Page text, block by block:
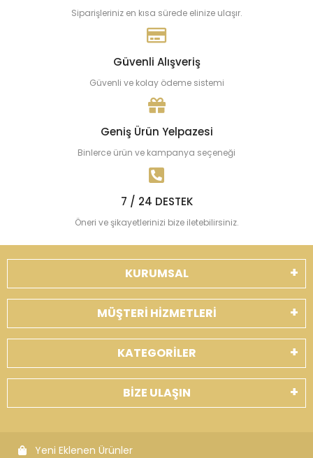
Siparişleriniz en kısa sürede elinize ulaşır.
Güvenli Alışveriş
Güvenli ve kolay ödeme sistemi
Geniş Ürün Yelpazesi
Binlerce ürün ve kampanya seçeneği
7 / 24 DESTEK
Öneri ve şikayetlerinizi bize iletebilirsiniz.
KURUMSAL
MÜŞTERİ HİZMETLERİ
KATEGORİLER
BİZE ULAŞIN
Yeni Eklenen Ürünler